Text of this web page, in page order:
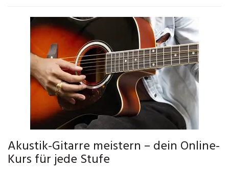
Akustik-Gitarre meistern – dein Online-
Kurs für jede Stufe